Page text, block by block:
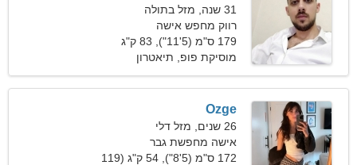
31 שנה, מזל בתולה
רווק מחפש אישה
179 ס"מ (5'11"), 83 ק"ג
(182 פאונד)
מוסיקת פופ, תיאטרון
Ozge
26 שנים, מזל דלי
אישה מחפשת גבר
172 ס"מ (5'8"), 54 ק"ג (119